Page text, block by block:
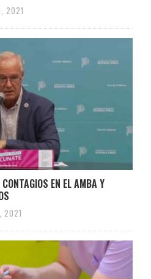
2021
EN EL AMBA Y
2021